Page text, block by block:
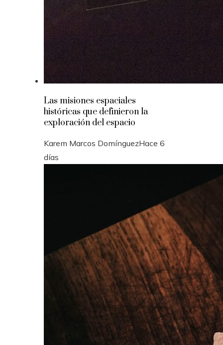
Las misiones espaciales
históricas que definieron la
exploración del espacio
Karem Marcos DomínguezHace 6
días